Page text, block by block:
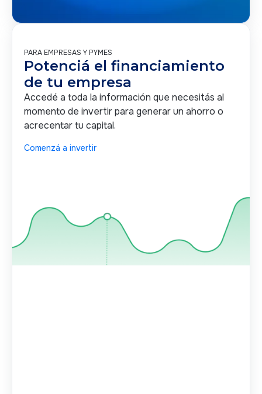
PARA EMPRESAS Y PYMES
Potenciá el financiamiento
de tu empresa
Accedé a toda la información que necesitás al
momento de invertir para generar un ahorro o
acrecentar tu capital.
Comenzá a invertir